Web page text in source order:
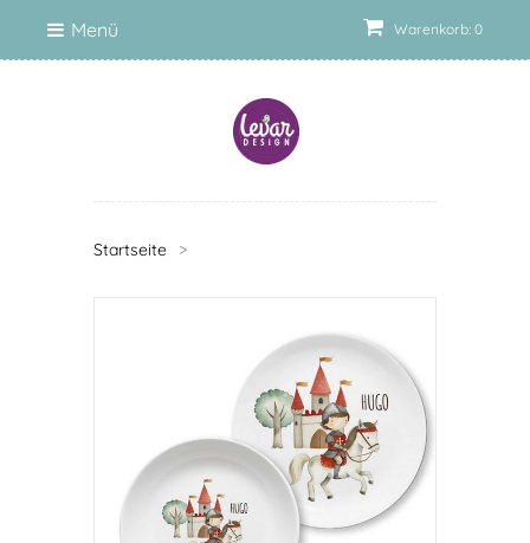
Warenkorb: 0
Menü
Startseite >